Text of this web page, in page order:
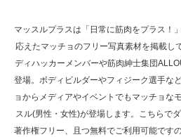
た（6/8放送）
マッスルプラスは「日常に筋肉をプラス！
応えたマッチョのフリー写真素材を掲載し
ディハッカーメンバーや筋肉紳士集団
登場。ボディビルダーやフィジーク選手な
ョからメディアやイベントでもマッチョな
スル(男性・女性)が登場します。こちらで
著作権フリー、且つ無料でご利用可能です